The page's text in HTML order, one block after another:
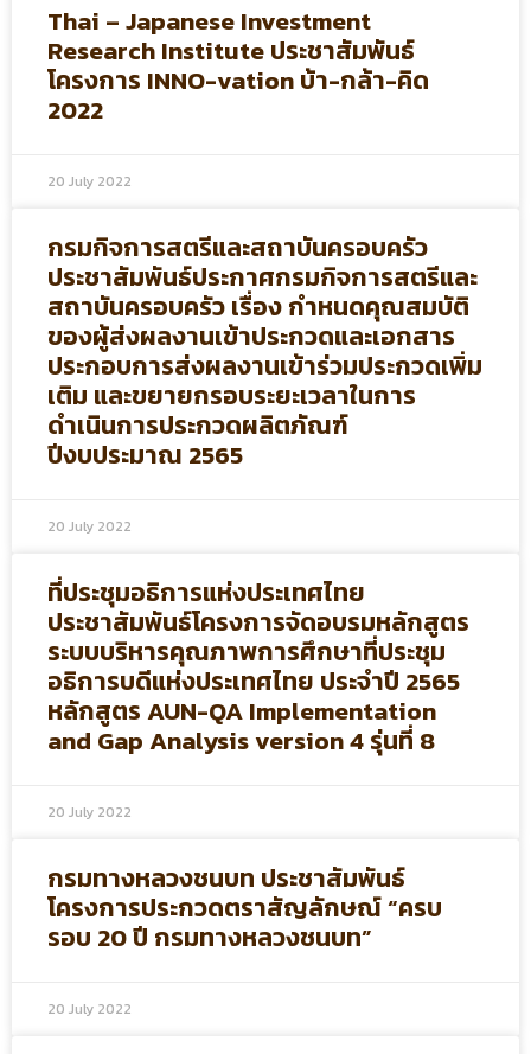
Thai – Japanese Investment
Research Institute ประชาสัมพันธ์
โครงการ INNO-vation บ้า-กล้า-คิด
2022
20 July 2022
กรมกิจการสตรีและสถาบันครอบครัว
ประชาสัมพันธ์ประกาศกรมกิจการสตรีและ
สถาบันครอบครัว เรื่อง กำหนดคุณสมบัติ
ของผู้ส่งผลงานเข้าประกวดและเอกสาร
ประกอบการส่งผลงานเข้าร่วมประกวดเพิ่ม
เติม และขยายกรอบระยะเวลาในการ
ดำเนินการประกวดผลิตภัณฑ์
ปีงบประมาณ 2565
20 July 2022
ที่ประชุมอธิการแห่งประเทศไทย
ประชาสัมพันธ์โครงการจัดอบรมหลักสูตร
ระบบบริหารคุณภาพการศึกษาที่ประชุม
อธิการบดีแห่งประเทศไทย ประจำปี 2565
หลักสูตร AUN-QA Implementation
and Gap Analysis version 4 รุ่นที่ 8
20 July 2022
กรมทางหลวงชนบท ประชาสัมพันธ์
โครงการประกวดตราสัญลักษณ์ “ครบ
รอบ 20 ปี กรมทางหลวงชนบท”
20 July 2022